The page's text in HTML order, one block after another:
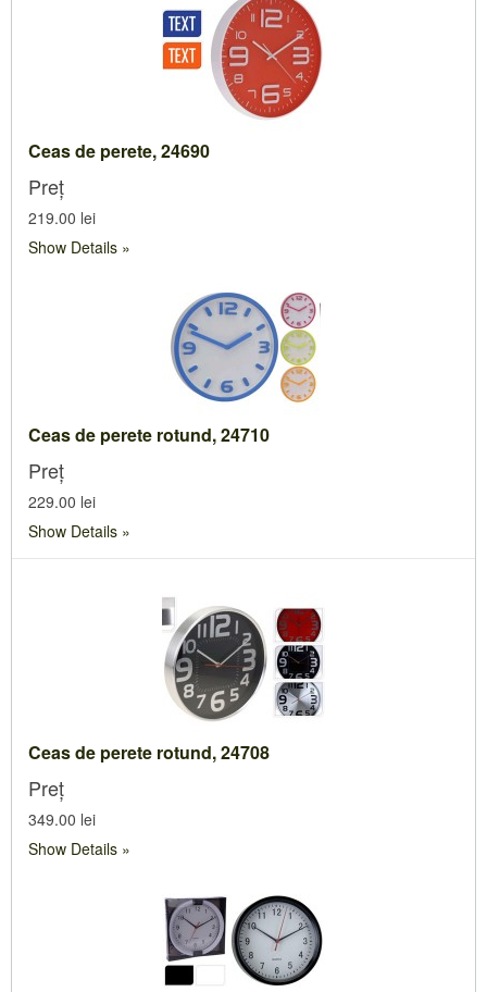
Ceas de perete, 24690
Preț
219.00 lei
Show Details
Ceas de perete rotund, 24710
Preț
229.00 lei
Show Details
Ceas de perete rotund, 24708
Preț
349.00 lei
Show Details